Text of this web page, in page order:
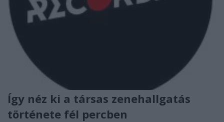
Így néz ki a társas zenehallgatás
története fél percben